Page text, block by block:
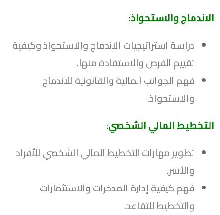
الاندماج والاستحواذ:
دراسة استراتيجيات الاندماج والاستحواذ وكيفية
تقييم الفرص والاستفادة منها.
فهم الجوانب المالية والقانونية للاندماج
والاستحواذ.
التخطيط المالي الشخصي:
تطوير مهارات التخطيط المالي الشخصي للأفراد
والأسر.
فهم كيفية إدارة المدخرات والاستثمارات
والتخطيط للتقاعد.